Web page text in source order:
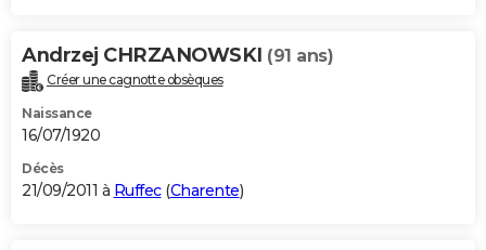
Andrzej CHRZANOWSKI (91 ans)
Créer une cagnotte obsèques
Naissance
16/07/1920
Décès
21/09/2011 à Ruffec(Charente)